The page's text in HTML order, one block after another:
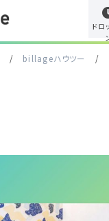
ドロ
/ billageハウツー /